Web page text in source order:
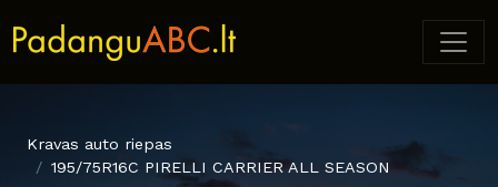
Kravas auto riepas
195/75R16C PIRELLI CARRIER ALL SEASON